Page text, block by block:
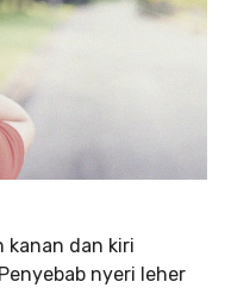
kanan dan kiri
nyeri leher